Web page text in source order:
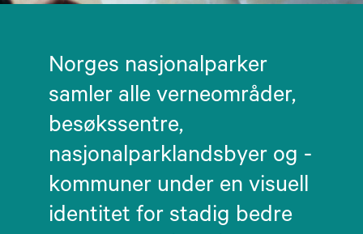
Norges nasjonalparker
samler alle verneområder,
besøkssentre,
nasjonalparklandsbyer og -
kommuner under en visuell
identitet for stadig bedre